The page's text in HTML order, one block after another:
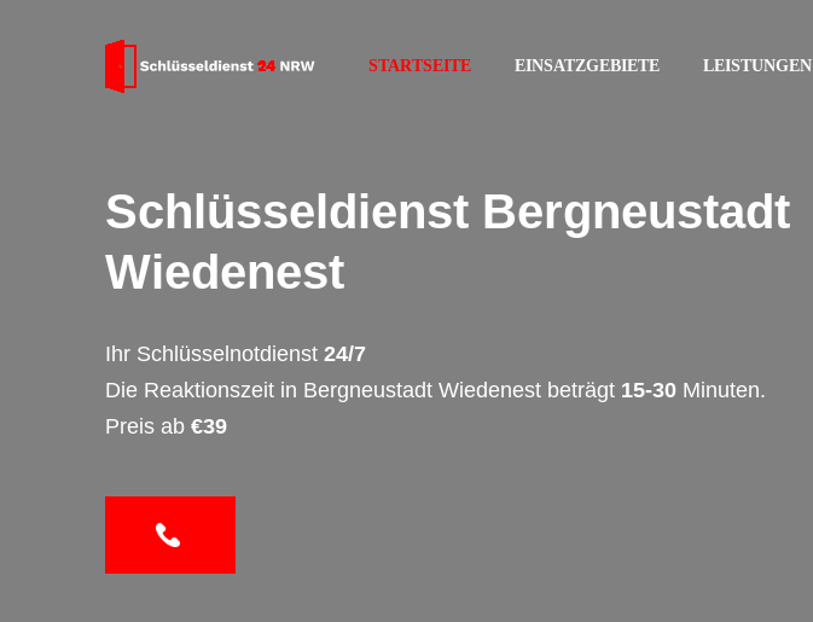
STARTSEITE EINSATZGEBIETE LEISTUNGEN
Schlüsseldienst Bergneustadt
Wiedenest
Ihr Schlüsselnotdienst 24/7
Die Reaktionszeit in Bergneustadt Wiedenest beträgt 15-30 Minuten.
Preis ab €39